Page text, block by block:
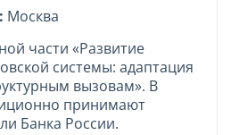
Москва
части «Развитие
системы: адаптация
вызовам». В
принимают
Банка России.